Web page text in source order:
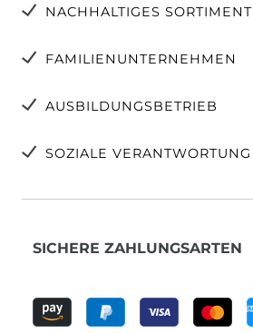
NACHHALTIGES SORTIMENT
FAMILIENUNTERNEHMEN
AUSBILDUNGSBETRIEB
SOZIALE VERANTWORTUNG
SICHERE ZAHLUNGSARTEN